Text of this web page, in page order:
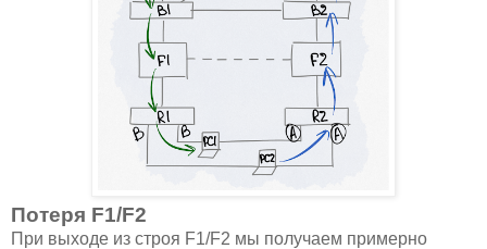
Потеря F1/F2
При выходе из строя F1/F2 мы получаем примерно